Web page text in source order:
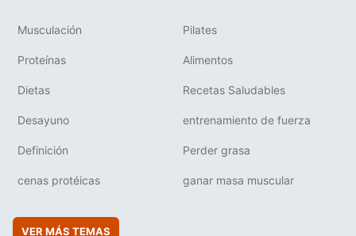
Musculación Pilates
Proteínas Alimentos
Dietas Recetas Saludables
Desayuno entrenamiento de fuerza
Definición Perder grasa
cenas protéicas ganar masa muscular
VER MÁS TEMAS